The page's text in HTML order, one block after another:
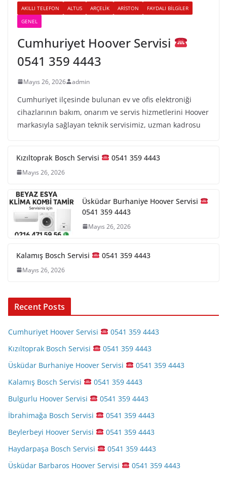
AKILLI TELEFON ALTUS ARÇELIK ARISTON
FAYDALI BILGILER
GENEL
Cumhuriyet Hoover Servisi
0541 359 4443
Mayıs 26, 2026 admin
Cumhuriyet ilçesinde bulunan ev ve ofis elektroniği
cihazlarının bakım, onarım ve servis hizmetlerini Hoover
markasıyla sağlayan teknik servisimiz, uzman kadrosu
Kızıltoprak Bosch Servisi 0541 359 4443
Mayıs 26, 2026
Üsküdar Burhaniye Hoover Servisi
0541 359 4443
Mayıs 26, 2026
Kalamış Bosch Servisi 0541 359 4443
Mayıs 26, 2026
Recent Posts
Cumhuriyet Hoover Servisi
0541 359 4443
Kızıltoprak Bosch Servisi
0541 359 4443
Üsküdar Burhaniye Hoover Servisi
0541 359 4443
Kalamış Bosch Servisi
0541 359 4443
Bulgurlu Hoover Servisi
0541 359 4443
İbrahimağa Bosch Servisi
0541 359 4443
Beylerbeyi Hoover Servisi
0541 359 4443
Haydarpaşa Bosch Servisi
0541 359 4443
Üsküdar Barbaros Hoover Servisi
0541 359 4443